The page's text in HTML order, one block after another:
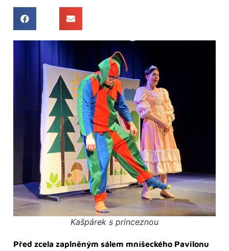
Kašpárek s princeznou
Před zcela zaplněným sálem mníšeckého Pavilonu